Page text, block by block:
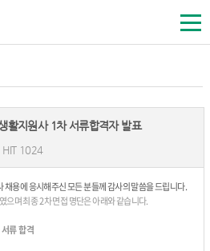
활지원사 1차 서류합격자 발표
HIT 1024
용에 응시해주신 모든 분들께 감사의 말씀을 드립니다.
으며 최종2차 면접 명단은 아래와 같습니다.
류 합격